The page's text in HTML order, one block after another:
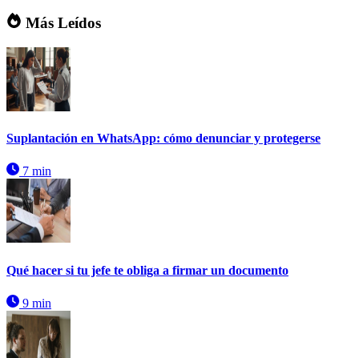
Más Leídos
Suplantación en WhatsApp: cómo denunciar y protegerse
7 min
Qué hacer si tu jefe te obliga a firmar un documento
9 min